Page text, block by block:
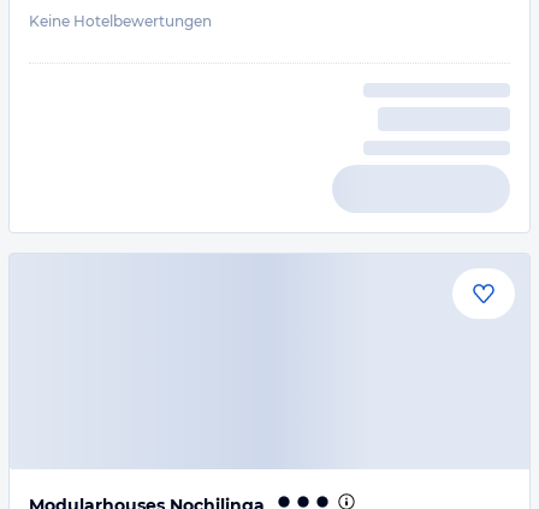
Keine Hotelbewertungen